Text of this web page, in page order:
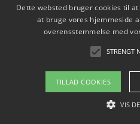
Sådan vælger du de
vandreture i Danmark
Copyright
Om / kontakt
Dette websted bruger cookies til
at bruge vores hjemmeside
overensstemmelse med
STRENGT
TILLAD COOKIES
VIS